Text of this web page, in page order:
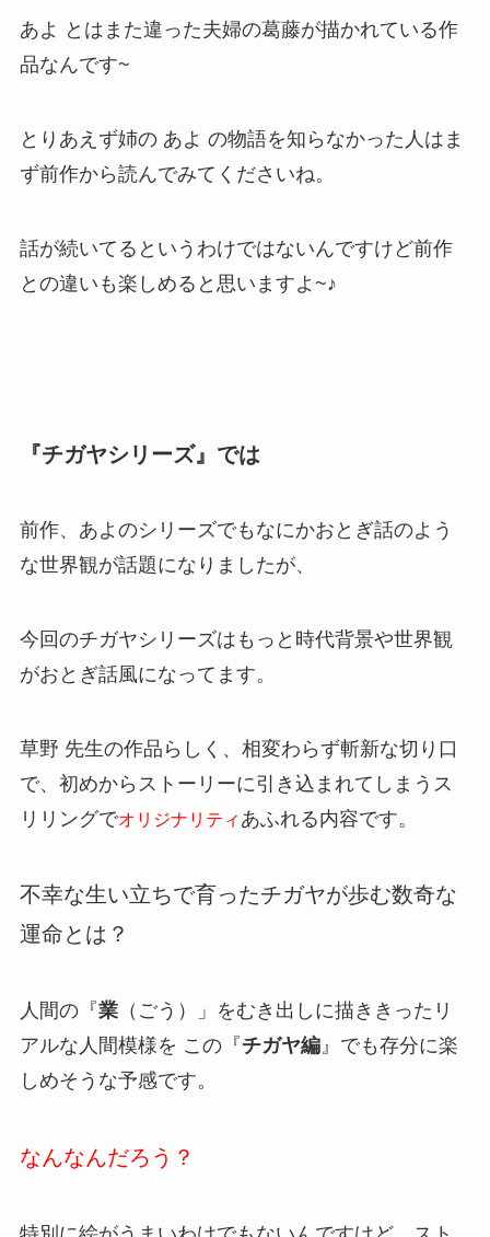
あよ とはまた違った夫婦の葛藤が描かれている作
品なんです~
とりあえず姉の あよ の物語を知らなかった人はま
ず前作から読んでみてくださいね。
話が続いてるというわけではないんですけど前作
との違いも楽しめると思いますよ~♪
『チガヤシリーズ』では
前作、あよのシリーズでもなにかおとぎ話のよう
な世界観が話題になりましたが、
今回のチガヤシリーズはもっと時代背景や世界観
がおとぎ話風になってます。
草野 先生の作品らしく、相変わらず斬新な切り口
で、初めからストーリーに引き込まれてしまうス
リリングでオリジナリティ あふれる内容です。
不幸な生い立ちで育ったチガヤが歩む数奇な
運命とは？
人間の『業（ごう）」をむき出しに描ききったリ
アルな人間模様を この『チガヤ編』でも存分に楽
しめそうな予感です。
なんなんだろう？